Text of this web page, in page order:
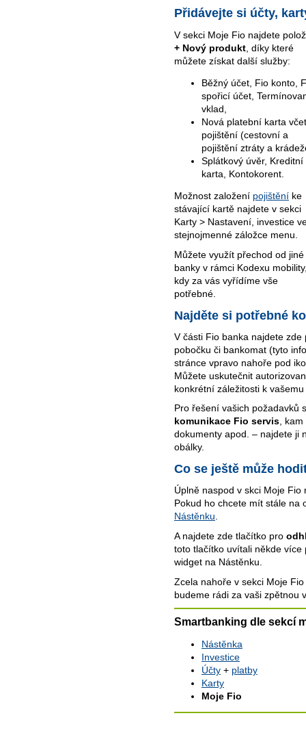
Přidávejte si účty,
V sekci Moje Fio najdete
+ Nový produkt , díky které
můžete získat další služby:
Běžný účet, Fio konto,
spořicí účet,
vklad,
Nová platební karta
pojištění (cestovní a
pojištění ztráty a
Splátkový úvěr, Kreditní
karta, Kontokorent.
Možnost založení pojištění ke
stávající kartě najdete v sekci
Karty > Nastavení, investice
stejnojmenné záložce menu.
Můžete využít přechod od jiné
banky v rámci Kodexu
kdy za vás vyřídíme vše
potřebné.
Najděte si potřebné
V části Fio banka najdete
pobočku či bankomat (tyto
stránce vpravo nahoře pod
Můžete uskutečnit
konkrétní záležitosti k
Pro řešení vašich požadavků
komunikace Fio servis, kam
dokumenty apod. – najdete ji
obálky.
Co se ještě může
Úplně naspod v skci Moje
Pokud ho chcete mít stále na
Nástěnku
A najdete zde tlačítko pro
toto tlačítko uvítali někde více
widget na Nástěnku.
Zcela nahoře v sekci Moje
budeme rádi za vaši zpětnou
Smartbanking dle sekcí
Nástěnka
Investice
Účty + platby
Karty
Moje Fio